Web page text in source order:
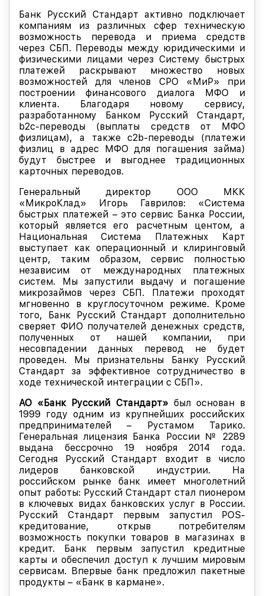
Банк Русский Стандарт активно подключает
компаниям из различных сфер техническую
возможность перевода и приема средств
через СБП. Переводы между юридическими и
физическими лицами через Систему быстрых
платежей раскрывают множество новых
возможностей для членов СРО «МиР» при
построении финансового диалога МФО и
клиента. Благодаря новому сервису,
разработанному Банком Русский Стандарт,
b2c-переводы (выплаты средств от МФО
физлицам), а также с2b-переводы (платежи
физлиц в адрес МФО для погашения займа)
будут быстрее и выгоднее традиционных
карточных переводов.
Генеральный директор ООО МКК
«МикроКлад» Игорь Гаврилов: «Система
быстрых платежей – это сервис Банка России,
который является его расчетным центом, а
Национальная Система Платежных Карт
выступает как операционный и клиринговый
центр, таким образом, сервис полностью
независим от международных платежных
систем. Мы запустили выдачу и погашение
микрозаймов через СБП. Платежи проходят
мгновенно в круглосуточном режиме. Кроме
того, Банк Русский Стандарт дополнительно
сверяет ФИО получателей денежных средств,
полученных от нашей компании, при
несовпадении данных перевод не будет
проведен. Мы признательны Банку Русский
Стандарт за эффективное сотрудничество в
ходе технической интеграции с СБП».
АО «Банк Русский Стандарт» был основан в
1999 году одним из крупнейших российских
предпринимателей – Рустамом Тарико.
Генеральная лицензия Банка России № 2289
выдана бессрочно 19 ноября 2014 года.
Сегодня Русский Стандарт входит в число
лидеров банковской индустрии. На
российском рынке банк имеет многолетний
опыт работы: Русский Стандарт стал пионером
в ключевых видах банковских услуг в России.
Русский Стандарт первым запустил POS-
кредитование, открыв потребителям
возможность покупки товаров в магазинах в
кредит. Банк первым запустил кредитные
карты и обеспечил доступ к лучшим мировым
сервисам. Впервые банк предложил пакетные
продукты – «Банк в кармане».